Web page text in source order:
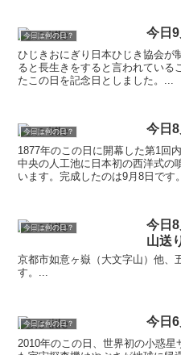
今日は何の日？ 今日
ひじきおにぎり日本ひじき協会が
ると長生きをすると言われている
たこの日を記念日としました。...
今日は何の日？ 今日
1877年のこの日に開幕した第1回
中央の人工池に日本初の西洋式の
います。完成したのは9月8日です
今日は何の日？
今日
山送
京都市如意ヶ嶽（大文字山）他、
す。...
今日は何の日？ 今日
2010年のこの日、世界初の小惑